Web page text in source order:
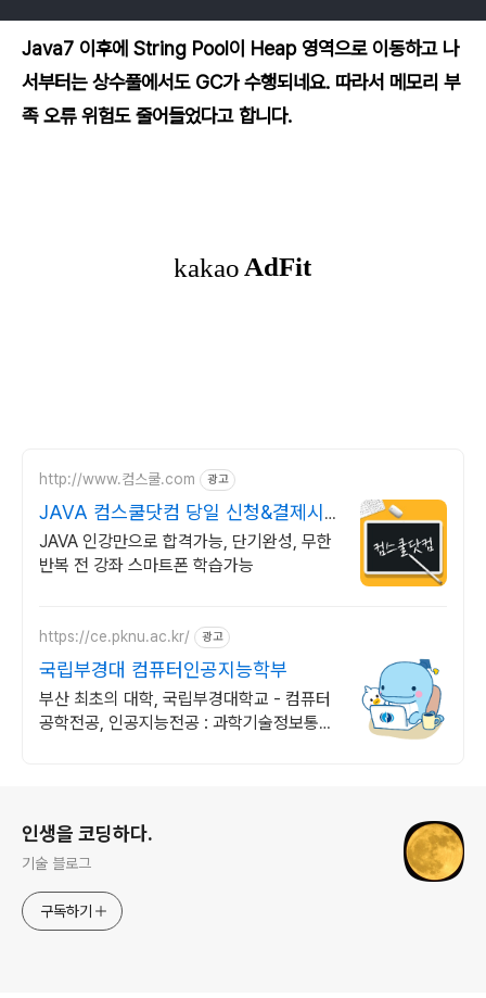
Java7 이후에 String Pool이 Heap 영역으로 이동하고 나
서부터는 상수풀에서도 GC가 수행되네요. 따라서 메모리 부
족 오류 위험도 줄어들었다고 합니다.
http://www.컴스쿨.com 광고
JAVA 컴스쿨닷컴 당일 신청&결제시
기프티콘!
JAVA 인강만으로 합격가능, 단기완성, 무한
반복 전 강좌 스마트폰 학습가능
https://ce.pknu.ac.kr/ 광고
국립부경대 컴퓨터인공지능학부
부산 최초의 대학, 국립부경대학교 - 컴퓨터
공학전공, 인공지능전공 : 과학기술정보통신
인생을 코딩하다.
기술 블로그
구독하기